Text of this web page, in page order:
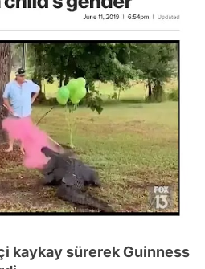
kaykay sürerek Guinness